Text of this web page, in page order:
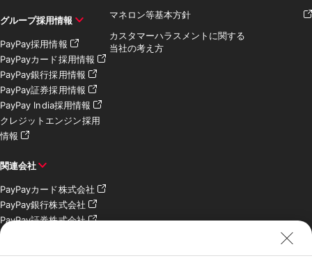
グループ採用情報
PayPay採用情報
PayPayカード採用情報
PayPay銀行採用情報
PayPay証券採用情報
PayPay India採用情報
クレジットエンジン採用
情報
関連会社
PayPayカード株式会社
PayPay銀行株式会社
PayPay証券株式会社
PayPay SC株式会社
マネロン等基本方針
カスタマーハラスメントに関する
当社の考え方